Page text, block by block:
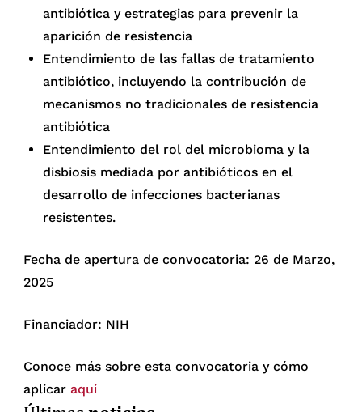
antibiótica y estrategias para prevenir la
aparición de resistencia
Entendimiento de las fallas de tratamiento
antibiótico, incluyendo la contribución de
mecanismos no tradicionales de resistencia
antibiótica
Entendimiento del rol del microbioma y la
disbiosis mediada por antibióticos en el
desarrollo de infecciones bacterianas
resistentes.
Fecha de apertura de convocatoria: 26 de Marzo,
2025
Financiador: NIH
Conoce más sobre esta convocatoria y cómo
aplicar aquí